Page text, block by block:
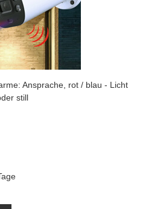
Ansprache, rot / blau - Licht
still